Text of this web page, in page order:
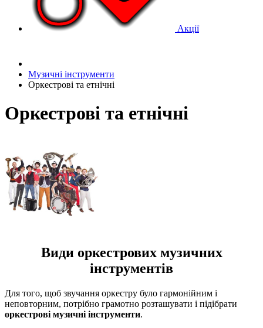
Акції
Музичні інструменти
Оркестрові та етнічні
Оркестрові та етнічні
Види оркестрових музичних
інструментів
Для того, щоб звучання оркестру було гармонійним і
неповторним, потрібно грамотно розташувати і підібрати
оркестрові музичні інструменти.